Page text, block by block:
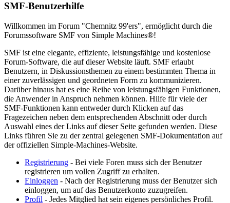
SMF-Benutzerhilfe
Willkommen im Forum "Chemnitz 99'ers", ermöglicht durch die
Forumssoftware SMF von Simple Machines®!
SMF ist eine elegante, effiziente, leistungsfähige und kostenlose
Forum-Software, die auf dieser Website läuft. SMF erlaubt
Benutzern, in Diskussionsthemen zu einem bestimmten Thema in
einer zuverlässigen und geordneten Form zu kommunizieren.
Darüber hinaus hat es eine Reihe von leistungsfähigen Funktionen,
die Anwender in Anspruch nehmen können. Hilfe für viele der
SMF-Funktionen kann entweder durch Klicken auf das
Fragezeichen neben dem entsprechenden Abschnitt oder durch
Auswahl eines der Links auf dieser Seite gefunden werden. Diese
Links führen Sie zu der zentral gelegenen SMF-Dokumentation auf
der offiziellen Simple-Machines-Website.
Registrierung - Bei viele Foren muss sich der Benutzer
registrieren um vollen Zugriff zu erhalten.
Einloggen - Nach der Registrierung muss der Benutzer sich
einloggen, um auf das Benutzerkonto zuzugreifen.
Profil - Jedes Mitglied hat sein eigenes persönliches Profil.